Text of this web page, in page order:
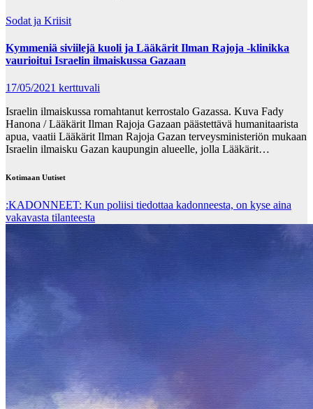
Sodat ja Kriisit
Kymmeniä siviilejä kuoli ja Lääkärit Ilman Rajoja -klinikka
vaurioitui Israelin ilmaiskussa Gazaan
17/05/2021 kerttuvali
Israelin ilmaiskussa romahtanut kerrostalo Gazassa. Kuva Fady
Hanona / Lääkärit Ilman Rajoja Gazaan päästettävä humanitaarista
apua, vaatii Lääkärit Ilman Rajoja Gazan terveysministeriön mukaan
Israelin ilmaisku Gazan kaupungin alueelle, jolla Lääkärit…
Kotimaan Uutiset
:KADONNEET: Kun poliisi tiedottaa kadonneesta, on kyse aina
vakavasta tilanteesta